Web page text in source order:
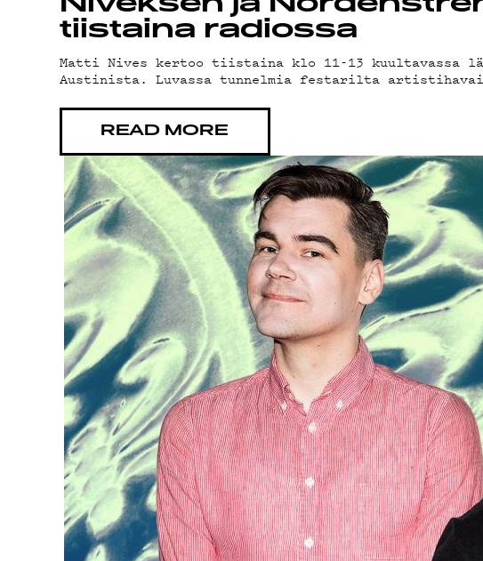
ON-
Niveksen ja
tiistaina radiossa
Matti Nives kertoo tiistaina klo 11-13 kuultavassa
Austinista. Luvassa tunnelmia festarilta
READ MORE